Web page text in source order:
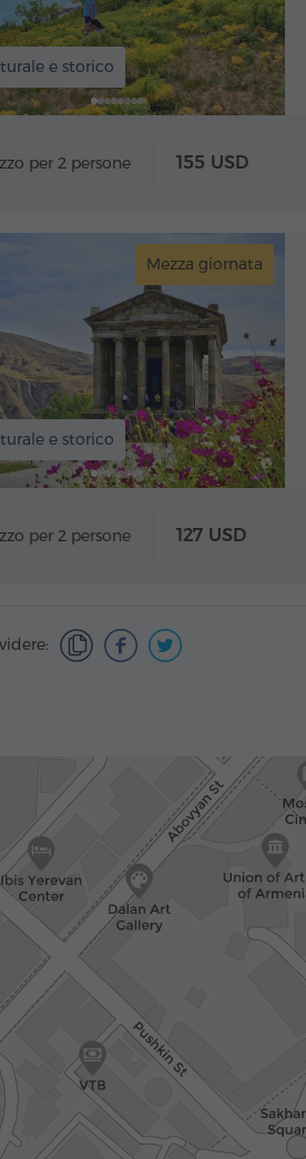
e storico
per 2 persone 155 USD
Mezza giornata
e storico
per 2 persone 127 USD